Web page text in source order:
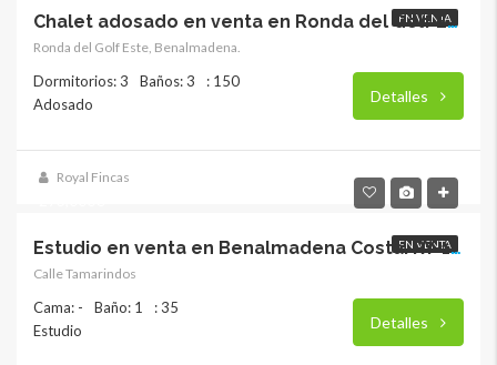
EN VENTAChalet adosado en venta en Ronda del Golf Este. RY-17861
Ronda del Golf Este, Benalmadena.
Dormitorios: 3 Baños: 3
: 150
Adosado
Detalles
Royal Fincas
EN VENTAEstudio en venta en Benalmadena Costa. RY-17860
Calle Tamarindos
Cama: - Baño: 1
: 35
Estudio
Detalles